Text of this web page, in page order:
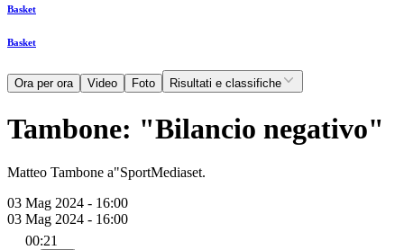
Basket
Basket
Ora per ora Video Foto Risultati e classifiche
Tambone: "Bilancio negativo"
Matteo Tambone a"SportMediaset.
03 Mag 2024 - 16:00
03 Mag 2024 - 16:00
00:21